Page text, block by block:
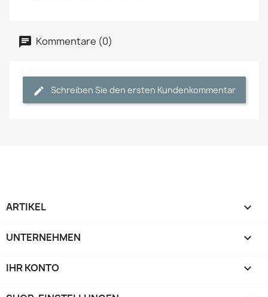
Kommentare (0)
Schreiben Sie den ersten Kundenkommentar
ARTIKEL 
UNTERNEHMEN 
IHR KONTO 